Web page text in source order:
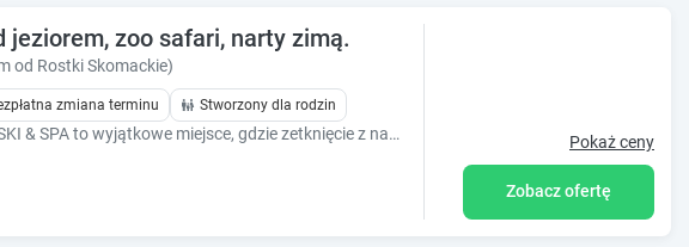
jeziorem, zoo safari, narty zimą.
od Rostki Skomackie)
zmiana terminu Stworzony dla rodzin
OKRĄGŁE RESORT SKI & SPA to wyjątkowe miejsce, gdzie zetknięcie z naturą nabiera nowego wymiaru. Znajduje się ono w urokliwej okolicy Mazur Garbaty. Pokaż ceny
Zobacz ofertę